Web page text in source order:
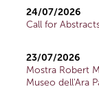
24/07/2026
Call for
23/07/2026
Mostra Robert
Museo dell'Ara